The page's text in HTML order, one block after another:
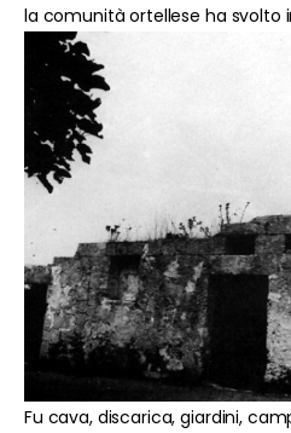
la comunità ortellese ha svolto
Fu cava, discarica, giardini,